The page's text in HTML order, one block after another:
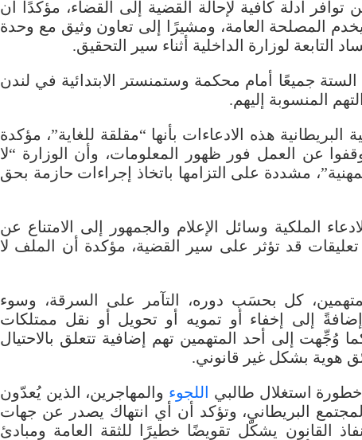
توافر أدلة كافية لإحالة القضية إلى القضاء، مؤكدًا أن
المصلحة العامة، ومشيرًا إلى تعاون وثيق مع وحدة
التابعة لوزارة الداخلية أثناء سير التحقيق.
جميعًا أمام محكمة وستمنستر الابتدائية في لندن
المنسوبة إليهم.
هذه الادعاءات بأنها “مقلقة للغاية”، مؤكدة
عن العمل فور ظهور المعلومات، وأن الوزارة “لا
مشددة على التزامها باتخاذ إجراءات حازمة بحق
الملكية وسائل الإعلام والجمهور إلى الامتناع عن
قد تؤثر على سير القضية، مؤكدة أن الملف لا
كل بحسَب دوره، التآمر على السرقة، وسوء
إلى إخفاء أو تمويه أو تحويل أو نقل ممتلكات
وُجِّهت إلى أحد المتهمين تهم إضافية تتعلق بالاحتيال
هوية بشكل غير قانوني.
استغلال طالبي
اللجوء والمهاجرين، الذين يُعدّون
البريطاني، وتؤكد أن أي انتهاك يصدر عن جهات
القانون يشكّل تقويضًا خطيرًا للثقة العامة ومبادئ